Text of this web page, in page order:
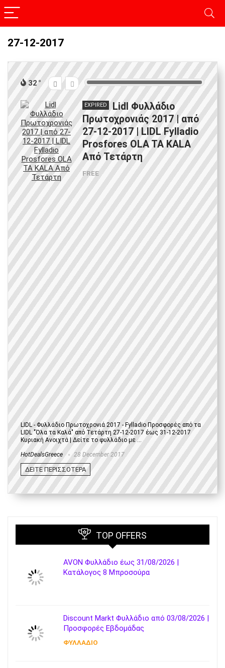
27-12-2017
32
EXPIRED
Lidl Φυλλάδιο
Πρωτοχρονιάς 2017 | από
27-12-2017 | LIDL Fylladio
Prosfores OLA TA KALA
Από Τετάρτη
FREE
LIDL - Φυλλάδιο Πρωτοχρονιά 2017 - Fylladio Προσφορές από τα
LIDL "Όλα τα Καλά" από Τετάρτη 27-12-2017 έως 31-12-2017
Κυριακή Ανοιχτά | Δείτε το φυλλάδιο με ...
HotDealsGreece 28 December 2017
ΔΕΙΤΕ ΠΕΡΙΣΣΟΤΕΡΑ
TOP OFFERS
AVON Φυλλάδιο έως 31/08/2026 |
Κατάλογος 8 Μπροσούρα
Discount Markt Φυλλάδιο από 03/08/2026 |
Προσφορές Εβδομάδας
ΦΥΛΛΑΔΙΟ